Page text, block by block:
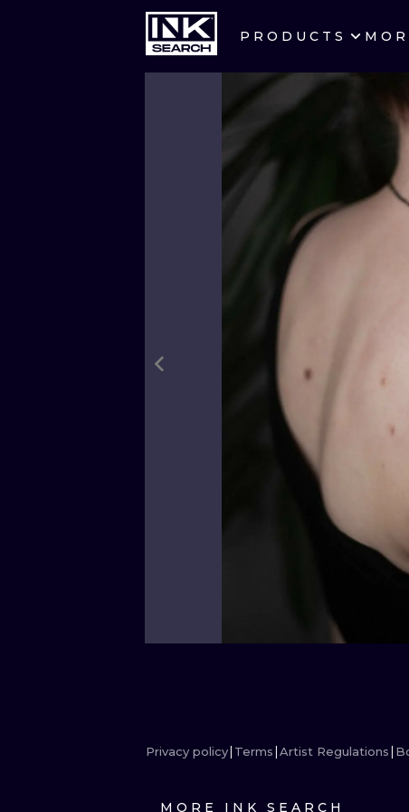
PRODUCTS
CITIES
CRACOW
BERLIN
HEIDELBERG
MANCHESTER
PRAGUE
Privacy policy Terms Artist Regulations
MORE INK SEARCH